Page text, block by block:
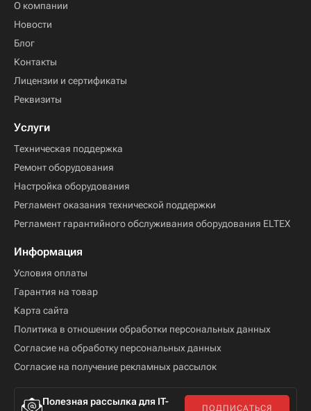
О компании
Новости
Блог
Контакты
Лицензии и сертификаты
Реквизиты
Услуги
Техническая поддержка
Ремонт оборудования
Настройка оборудования
Регламент оказания технической поддержки
Регламент гарантийного обслуживания оборудования ELTEX
Информация
Условия оплаты
Гарантия на товар
Карта сайта
Политика в отношении обработки персональных данных
Согласие на обработку персональных данных
Согласие на получение рекламных рассылок
Полезная рассылка для IT-
ПОДПИСАТЬСЯ